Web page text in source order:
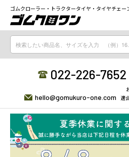
ゴムクローラー・トラクタータイヤ・タイヤチェー
022-226-7652
hello@gomukuro-one.com 適